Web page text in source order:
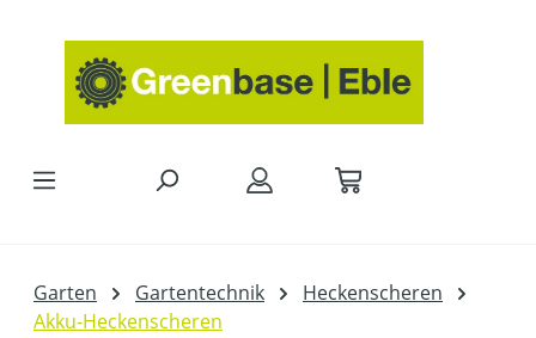
Garten Gartentechnik
Heckenscheren
Akku-Heckenscheren